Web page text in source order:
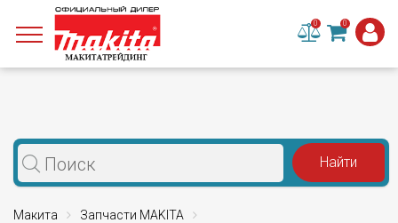
0 0
Макита
Запчасти MAKITA